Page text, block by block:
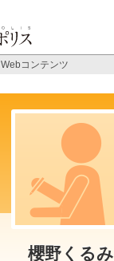
Webコンテンツ
櫻野くるみ